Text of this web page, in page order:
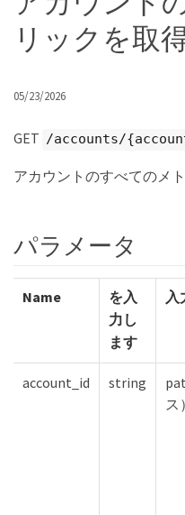
リックを取
05/23/2026
GET /accounts/
アカウントのすべてのメ
パラメータ
Name
を入
力し
ます
入
account_id string
ス）